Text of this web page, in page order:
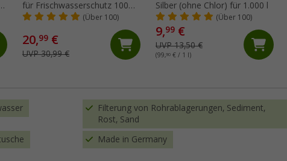
für Frischwasserschutz 100
Liter
(Über 100)
20,99 €
UVP 30,99 €
Silber (ohne Chlor) für 1.000 l
(Über 100)
9,99 €
UVP 13,50 €
(99,90 € / 1 l)
Filterung von Rohrablagerungen, Sediment,
Rost, Sand
Made in Germany